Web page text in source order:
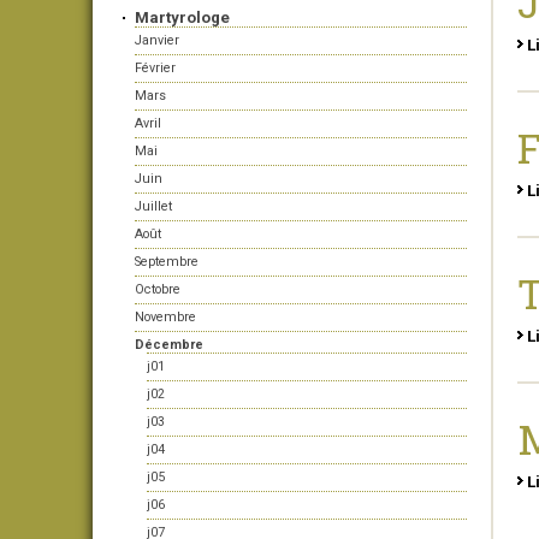
Martyrologe
Janvier
Février
Mars
Avril
Mai
Juin
Juillet
Août
Septembre
Octobre
Novembre
Décembre
j01
j02
j03
j04
j05
j06
j07